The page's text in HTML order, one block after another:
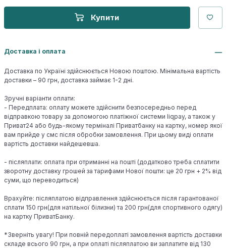
Купити
Доставка і оплата
Доставка по Україні здійснюється Новою поштою. Мінімальна вартість
доставки – 90 грн, доставка займає 1-2 дні.
Зручні варіанти оплати:
- Передплата: оплату можете здійснити безпосередньо перед
відправкою товару за допомогою платіжної системи liqpay, а також у
Приват24 або будь-якому терміналі Приватбанку на картку, номер якої
вам прийде у смс після обробки замовлення. При цьому виді оплати
вартість доставки найдешевша.
- післяплати: оплата при отриманні на пошті (додатково треба сплатити
зворотну доставку грошей за тарифами Нової пошти: це 20 грн + 2% від
суми, що переводиться)
Врахуйте: післяплатою відправлення здійснюється після гарантованої
сплати 150 грн(для натільної білизни) та 200 грн(для спортивного одягу)
на картку ПриватБанку.
*Зверніть увагу! При повній передоплаті замовлення вартість доставки
складе всього 90 грн, а при оплаті післяплатою ви заплатите від 130